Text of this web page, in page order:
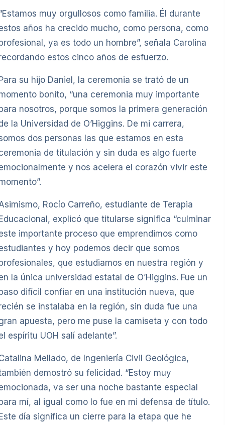
muy orgullosos como familia. Él durante
años ha crecido mucho, como persona, como
ya es todo un hombre”, señala Carolina
estos cinco años de esfuerzo.
su hijo Daniel, la ceremonia se trató de un
bonito, “una ceremonia muy importante
nosotros, porque somos la primera generación
la Universidad de O’Higgins. De mi carrera,
dos personas las que estamos en esta
de titulación y sin duda es algo fuerte
y nos acelera el corazón vivir este
Rocío Carreño, estudiante de Terapia
explicó que titularse significa “culminar
importante proceso que emprendimos como
y hoy podemos decir que somos
que estudiamos en nuestra región y
la única universidad estatal de O’Higgins. Fue un
difícil confiar en una institución nueva, que
se instalaba en la región, sin duda fue una
apuesta, pero me puse la camiseta y con todo
espíritu UOH salí adelante”.
Mellado, de Ingeniería Civil Geológica,
demostró su felicidad. “Estoy muy
va ser una noche bastante especial
mí, al igual como lo fue en mi defensa de título.
día significa un cierre para la etapa que he